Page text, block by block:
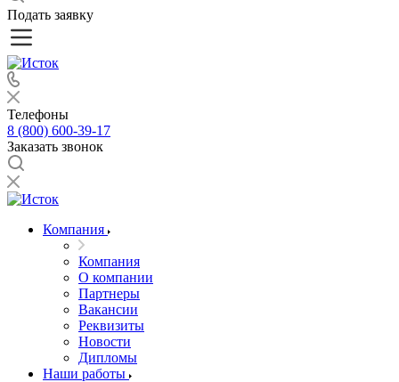
Подать заявку
Телефоны
8 (800) 600-39-17
Заказать звонок
Компания
Компания
О компании
Партнеры
Вакансии
Реквизиты
Новости
Дипломы
Наши работы